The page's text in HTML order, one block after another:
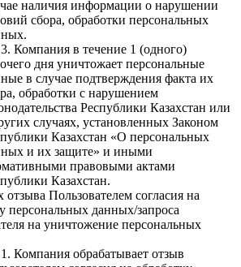
наличия информации о нарушении
сбора, обработки персональных
Компания в течение 1 (одного)
дня уничтожает персональные
в случае подтверждения факта их
обработки с нарушением
Республики Казахстан или
случаях, установленных Законом
Казахстан «О персональных
и их защите» и иными
правовыми актами
Казахстан.
отзыва Пользователем согласия на
персональных данных/запроса
на уничтожение персональных
Компания обрабатывает отзыв